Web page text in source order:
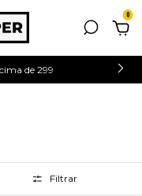
0
de 299
Filtrar